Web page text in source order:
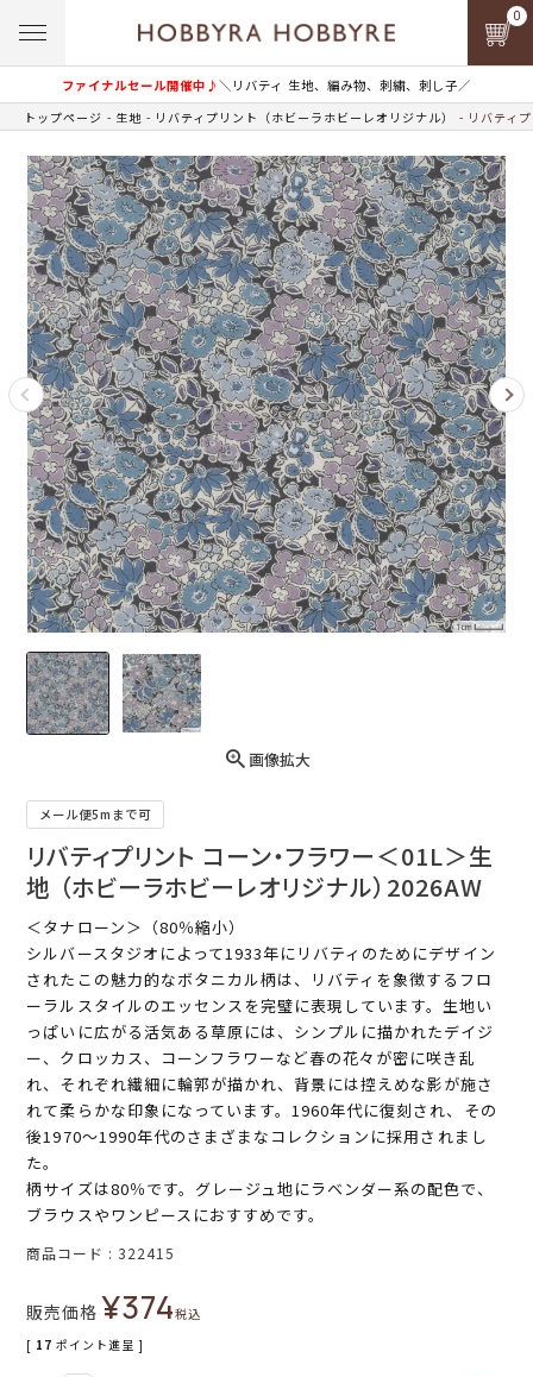
ファイナルセール開催中♪＼リバティ 生地、編み物、刺繍、刺し子／
0
トップページ 生地 リバティプリント（ホビーラホビーレオリジナル） リバティ
画像拡大
メール便5mまで可
リバティプリント コーン・フラワー＜01L＞生
地 （ホビーラホビーレオリジナル）2026AW
＜タナローン＞（80％縮小）
シルバースタジオによって1933年にリバティのためにデザイン
されたこの魅力的なボタニカル柄は、リバティを象徴するフロ
ーラルスタイルのエッセンスを完璧に表現しています。生地い
っぱいに広がる活気ある草原には、シンプルに描かれたデイジ
ー、クロッカス、コーンフラワーなど春の花々が密に咲き乱
れ、それぞれ繊細に輪郭が描かれ、背景には控えめな影が施さ
れて柔らかな印象になっています。1960年代に復刻され、その
後1970～1990年代のさまざまなコレクションに採用されまし
た。
柄サイズは80％です。グレージュ地にラベンダー系の配色で、
ブラウスやワンピースにおすすめです。
商品コード 322415
販売価格 ¥374税込
[ 17 ポイント進呈 ]